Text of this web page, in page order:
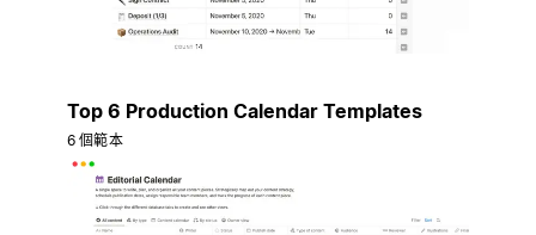
Top 6 Production Calendar Templates
6 個範本